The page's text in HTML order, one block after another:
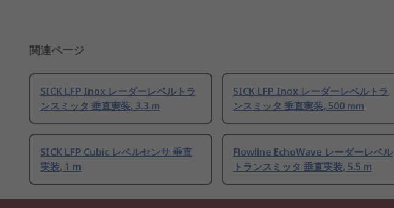
関連ページ
SICK LFP Inox レーダーレベルトラ
ンスミッタ 垂直実装, 3.3 m
SICK LFP Inox レーダーレベルトラ
ンスミッタ 垂直実装, 500 mm
SICK LFP Cubic レベルセンサ 垂直
実装, 1 m
Flowline EchoWave レーダーレベル
トランスミッタ 垂直実装, 5.5 m